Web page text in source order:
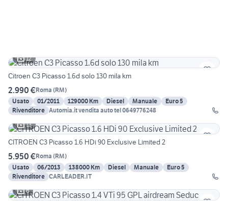
12
Citroen C3 Picasso 1.6d solo 130 mila km
2.990 €Roma (RM)
Usato
01/2011 129000 Km Diesel Manuale
Euro 5
Rivenditore Automia.it vendita auto tel 0649776248
13
CITROEN C3 Picasso 1.6 HDi 90 Exclusive Limited 2
5.950 €Roma (RM)
Usato
06/2013 138000 Km Diesel Manuale
Euro 5
Rivenditore CARLEADER.IT
6